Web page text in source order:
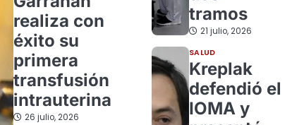
realiza con
éxito su
primera
transfusión
intrauterina
26 julio, 2026
tramos
21 julio, 2026
SALUD
Kreplak
defendió el
IOMA y